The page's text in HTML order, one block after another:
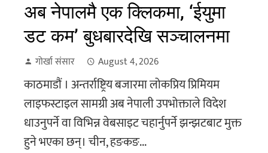
अब नेपालमै एक क्लिकमा, ‘ईयुमा
डट कम’ बुधबारदेखि सञ्चालनमा
गोर्खा संसार August 4, 2026
काठमाडौं । अन्तर्राष्ट्रिय बजारमा लोकप्रिय प्रिमियम
लाइफस्टाइल सामग्री अब नेपाली उपभोक्ताले विदेश
धाउनुपर्ने वा विभिन्न वेबसाइट चहार्नुपर्ने झन्झटबाट मुक्त
हुने भएका छन्। चीन, हङकङ...